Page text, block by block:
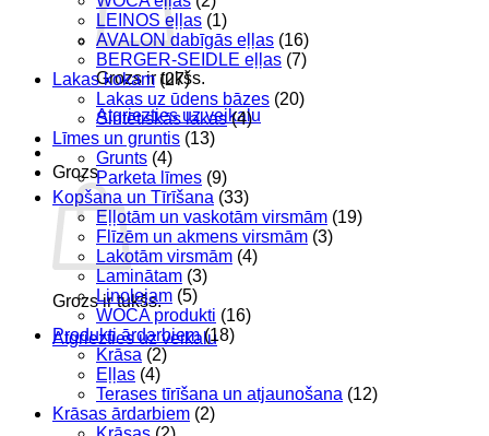
Grozs ir tukšs.
Atgriezties uz veikalu
Grozs
Grozs ir tukšs.
Atgriezties uz veikalu
LEINOS eļļas (1)
AVALON dabīgās eļļas (16)
BERGER-SEIDLE eļļas (7)
Lakas kokam (27)
Lakas uz ūdens bāzes (20)
Sintētiskās lakas (4)
Līmes un gruntis (13)
Grunts (4)
Parketa līmes (9)
Kopšana un Tīrīšana (33)
Eļļotām un vaskotām virsmām (19)
Flīzēm un akmens virsmām (3)
Lakotām virsmām (4)
Laminātam (3)
Linolejam (5)
WOCA produkti (16)
Produkti ārdarbiem (18)
Krāsa (2)
Eļļas (4)
Terases tīrīšana un atjaunošana (12)
Krāsas ārdarbiem (2)